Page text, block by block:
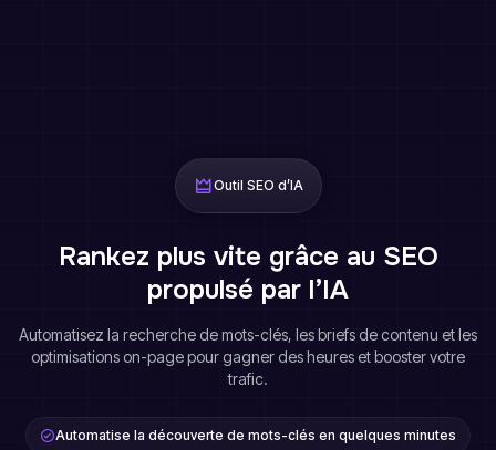
Outil SEO d’IA
Rankez plus vite grâce au SEO
propulsé par l’IA
Automatisez la recherche de mots-clés, les briefs de contenu et les
optimisations on-page pour gagner des heures et booster votre
trafic.
Automatise la découverte de mots-clés en quelques minutes